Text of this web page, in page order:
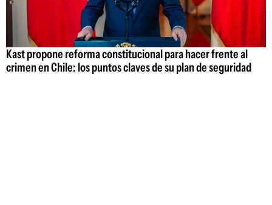
Kast propone reforma constitucional para hacer frente al
crimen en Chile: los puntos claves de su plan de seguridad